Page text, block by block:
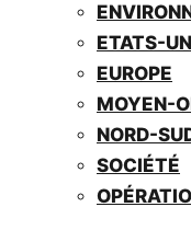
ETATS-
EUROPE
MOYEN-
NORD-
SOCIÉTÉ